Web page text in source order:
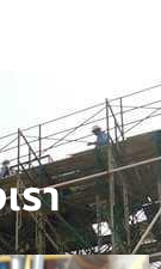
รา